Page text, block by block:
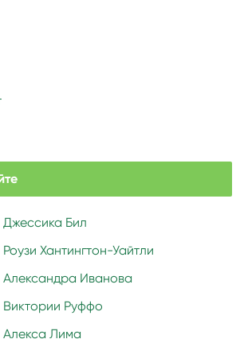
Бил
Хантингтон-Уайтли
Александра Иванова
Виктории Руффо
Алекса Лима